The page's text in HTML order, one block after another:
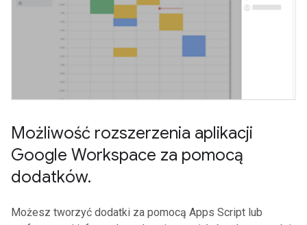
Możliwość rozszerzenia aplikacji
Google Workspace za pomocą
dodatków.
Możesz tworzyć dodatki za pomocą Apps Script lub